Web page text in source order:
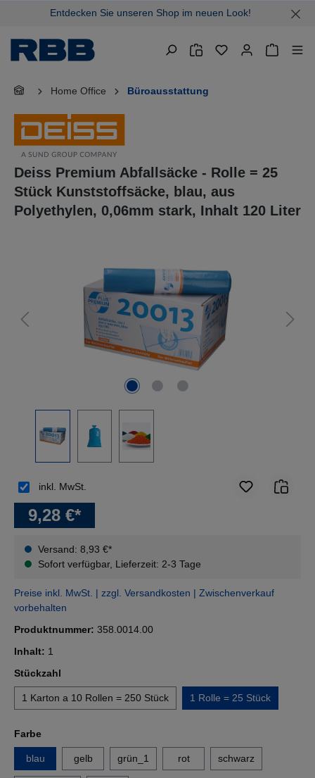
springenEntdecken Sie unseren Shop im neuen Look!
Home Office Büroausstattung
Deiss Premium Abfallsäcke - Rolle = 25
Stück Kunststoffsäcke, blau, aus
Polyethylen, 0,06mm stark, Inhalt 120 Liter
9,28 €*
Versand: 8,93 €*
Sofort verfügbar, Lieferzeit: 2-3 Tage
inkl. MwSt.
Preise inkl. MwSt. | zzgl. Versandkosten | Zwischenverkauf
vorbehalten
Produktnummer: 358.0014.00
Inhalt: 1
Stückzahl
1 Karton a 10 Rollen = 250 Stück 1 Rolle = 25 Stück
Farbeauswählen
blau gelb grün_1 rot schwarz